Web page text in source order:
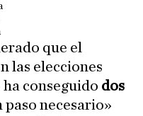
que el
las elecciones
ha conseguido dos
paso necesario»